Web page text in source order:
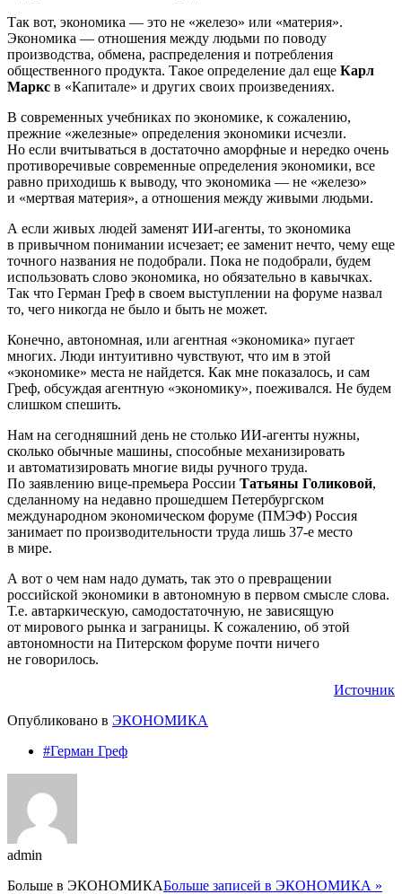
Так вот, экономика — это не «железо» или «материя».
Экономика — отношения между людьми по поводу
производства, обмена, распределения и потребления
общественного продукта. Такое определение дал еще Карл
Маркс в «Капитале» и других своих произведениях.
В современных учебниках по экономике, к сожалению,
прежние «железные» определения экономики исчезли.
Но если вчитываться в достаточно аморфные и нередко очень
противоречивые современные определения экономики, все
равно приходишь к выводу, что экономика — не «железо»
и «мертвая материя», а отношения между живыми людьми.
А если живых людей заменят ИИ-агенты, то экономика
в привычном понимании исчезает; ее заменит нечто, чему еще
точного названия не подобрали. Пока не подобрали, будем
использовать слово экономика, но обязательно в кавычках.
Так что Герман Греф в своем выступлении на форуме назвал
то, чего никогда не было и быть не может.
Конечно, автономная, или агентная «экономика» пугает
многих. Люди интуитивно чувствуют, что им в этой
«экономике» места не найдется. Как мне показалось, и сам
Греф, обсуждая агентную «экономику», поеживался. Не будем
слишком спешить.
Нам на сегодняшний день не столько ИИ-агенты нужны,
сколько обычные машины, способные механизировать
и автоматизировать многие виды ручного труда.
По заявлению вице-премьера России Татьяны Голиковой,
сделанному на недавно прошедшем Петербургском
международном экономическом форуме (ПМЭФ) Россия
занимает по производительности труда лишь 37-е место
в мире.
А вот о чем нам надо думать, так это о превращении
российской экономики в автономную в первом смысле слова.
Т.е. автаркическую, самодостаточную, не зависящую
от мирового рынка и заграницы. К сожалению, об этой
автономности на Питерском форуме почти ничего
не говорилось.
Источник
Опубликовано в ЭКОНОМИКА
#Герман Греф
admin
Больше в ЭКОНОМИКАБольше записей в ЭКОНОМИКА »